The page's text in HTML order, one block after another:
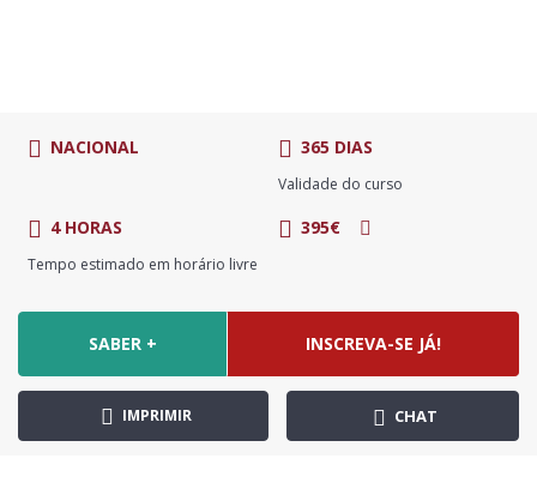
NACIONAL 365 DIAS
Validade do curso
4 HORAS
Tempo estimado em horário livre
395€
SABER + INSCREVA-SE JÁ!
IMPRIMIR CHAT